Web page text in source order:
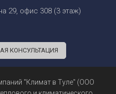
29, офис 308 (3 этаж)
КОНСУЛЬТАЦИЯ
"Климат в Туле" (ООО